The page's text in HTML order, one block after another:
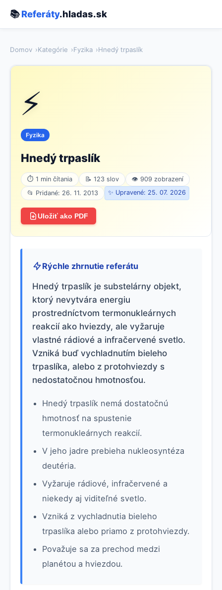
📚Referáty.hladas.sk
Domov Kategórie Fyzika Hnedý trpaslík
⚡
Fyzika
Hnedý trpaslík
⏱ 1 min čítania 📝 123 slov
👁 909 zobrazení
📂 Pridané: 26. 11. 2013
✨ Upravené: 25. 07. 2026
Uložiť ako PDF
Rýchle zhrnutie referátu
Hnedý trpaslík je substelárny objekt,
ktorý nevytvára energiu
prostredníctvom termonukleárnych
reakcií ako hviezdy, ale vyžaruje
vlastné rádiové a infračervené svetlo.
Vzniká buď vychladnutím bieleho
trpaslíka, alebo z protohviezdy s
nedostatočnou hmotnosťou.
Hnedý trpaslík nemá dostatočnú
hmotnosť na spustenie
termonukleárnych reakcií.
V jeho jadre prebieha nukleosyntéza
deutéria.
Vyžaruje rádiové, infračervené a
niekedy aj viditeľné svetlo.
Vzniká z vychladnutia bieleho
trpaslíka alebo priamo z protohviezdy.
Považuje sa za prechod medzi
planétou a hviezdou.